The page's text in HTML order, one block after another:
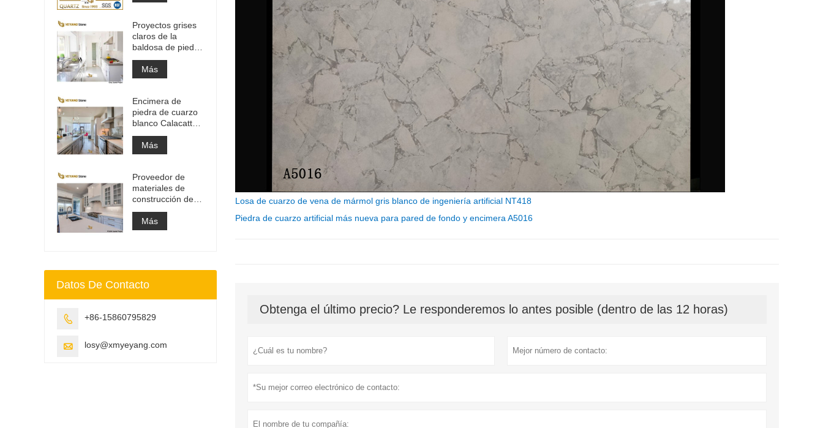
Losa de cuarzo de vena de mármol gris blanco de ingeniería artificial NT418
Piedra de cuarzo artificial más nueva para pared de fondo y encimera A5016
Obtenga el último precio? Le responderemos lo antes posible (dentro de las 12 horas)
de cuerpo entero
Proyectos grises
claros de la
baldosa de piedra
del material de
construcción de
alta calidad
Más
Encimera de
piedra de cuarzo
blanco Calacatta
de ingeniería
artificial, encimera
de tocador y losa
trabajo
Más
Proveedor de
materiales de
construcción de
superficie sólida
de piedra de
cuarzo artificial
Más
Datos De Contacto
 +86-15860795829
 losy@xmyeyang.com